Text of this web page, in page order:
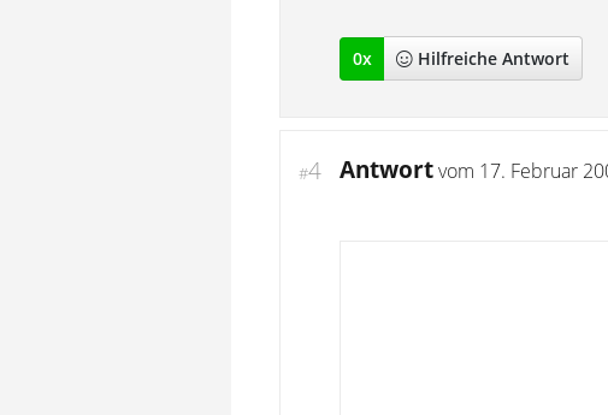
0x Hilfreiche Antwort
#4 Antwortvom 17. Februar